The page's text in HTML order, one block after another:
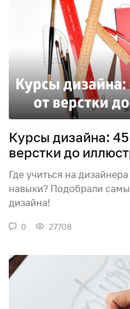
Курсы дизайна:
верстки до
Где учиться на
навыки? Подобрали
дизайна!
0 27708